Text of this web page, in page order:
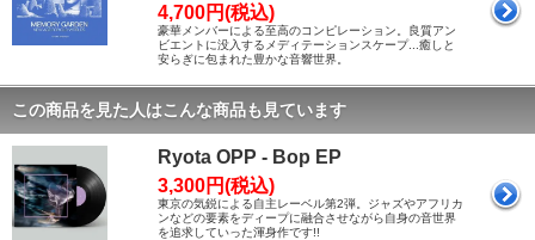
4,700円(税込)
豪華メンバーによる至高のコンピレーション。良質アン
ビエントに没入するメディテーションスケープ...癒しと
安らぎに包まれた豊かな音響世界。
この商品を見た人はこんな商品も見ています
Ryota OPP - Bop EP
3,300円(税込)
東京の気鋭による自主レーベル第2弾。ジャズやアフリカ
ンなどの要素をディープに融合させながら自身の音世界
を追求していった渾身作です!!